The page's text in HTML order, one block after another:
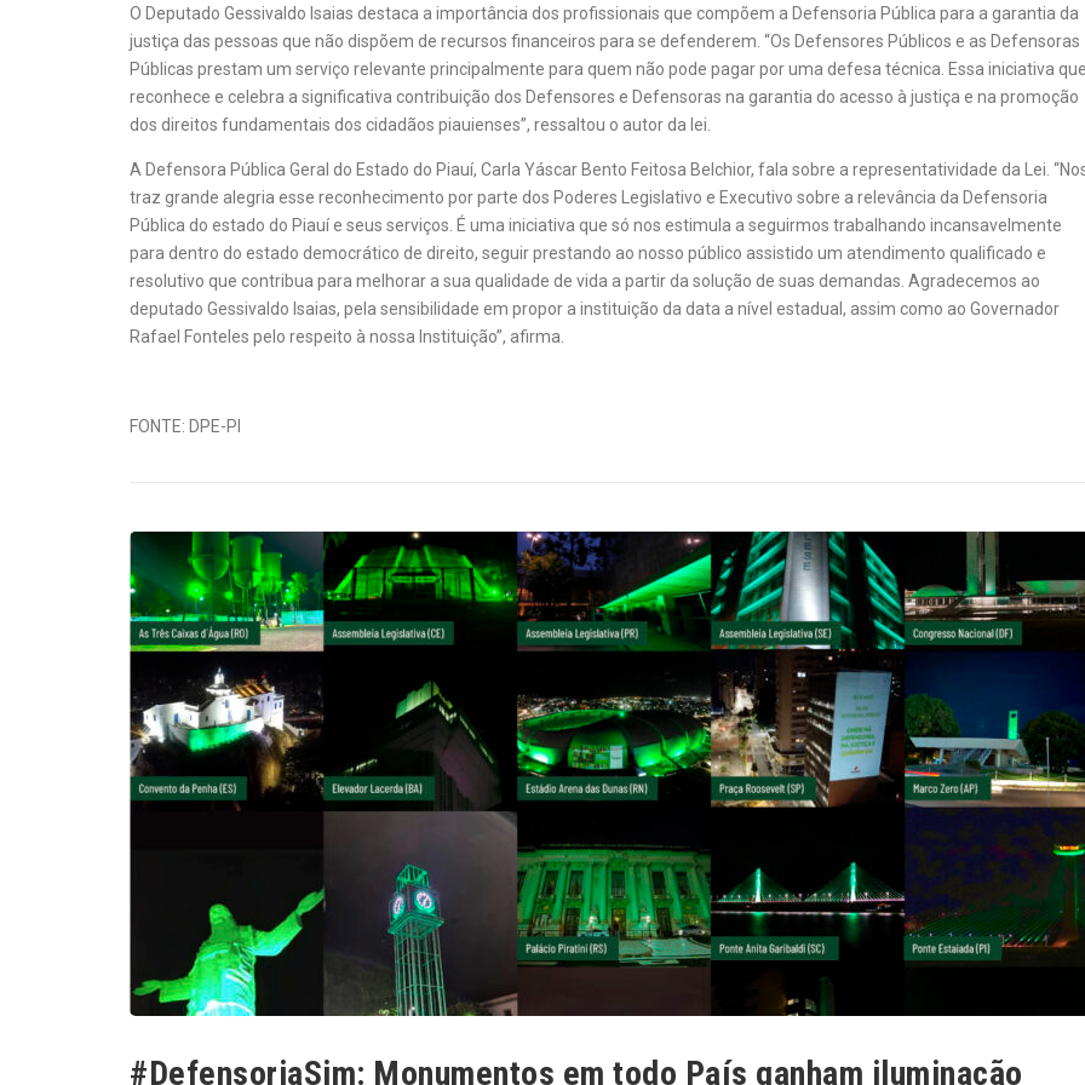
O Deputado Gessivaldo Isaias destaca a importância dos profissionais que compõem a Defensoria Pública para a garantia da
justiça das pessoas que não dispõem de recursos financeiros para se defenderem. “Os Defensores Públicos e as Defensoras
Públicas prestam um serviço relevante principalmente para quem não pode pagar por uma defesa técnica. Essa iniciativa
reconhece e celebra a significativa contribuição dos Defensores e Defensoras na garantia do acesso à justiça e na promoção
dos direitos fundamentais dos cidadãos piauienses”, ressaltou o autor da lei.
A Defensora Pública Geral do Estado do Piauí, Carla Yáscar Bento Feitosa Belchior, fala sobre a representatividade da Lei.
traz grande alegria esse reconhecimento por parte dos Poderes Legislativo e Executivo sobre a relevância da Defensoria
Pública do estado do Piauí e seus serviços. É uma iniciativa que só nos estimula a seguirmos trabalhando incansavelmente
para dentro do estado democrático de direito, seguir prestando ao nosso público assistido um atendimento qualificado e
resolutivo que contribua para melhorar a sua qualidade de vida a partir da solução de suas demandas. Agradecemos ao
deputado Gessivaldo Isaias, pela sensibilidade em propor a instituição da data a nível estadual, assim como ao Governador
Rafael Fonteles pelo respeito à nossa Instituição”, afirma.
FONTE: DPE-PI
#DefensoriaSim: Monumentos em todo País ganham iluminação